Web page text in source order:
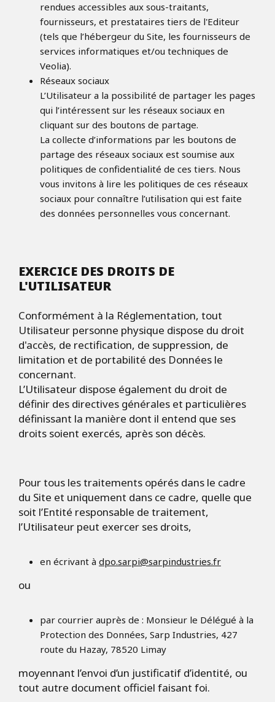
rendues accessibles aux sous-traitants,
fournisseurs, et prestataires tiers de l'Editeur
(tels que l’hébergeur du Site, les fournisseurs de
services informatiques et/ou techniques de
Veolia).
Réseaux sociaux
L’Utilisateur a la possibilité de partager les pages
qui l’intéressent sur les réseaux sociaux en
cliquant sur des boutons de partage.
La collecte d’informations par les boutons de
partage des réseaux sociaux est soumise aux
politiques de confidentialité de ces tiers. Nous
vous invitons à lire les politiques de ces réseaux
sociaux pour connaître l’utilisation qui est faite
des données personnelles vous concernant.
EXERCICE DES DROITS DE
L'UTILISATEUR
Conformément à la Réglementation, tout
Utilisateur personne physique dispose du droit
d'accès, de rectification, de suppression, de
limitation et de portabilité des Données le
concernant.
L’Utilisateur dispose également du droit de
définir des directives générales et particulières
définissant la manière dont il entend que ses
droits soient exercés, après son décès.
Pour tous les traitements opérés dans le cadre
du Site et uniquement dans ce cadre, quelle que
soit l’Entité responsable de traitement,
l’Utilisateur peut exercer ses droits,
en écrivant à dpo.sarpi@sarpindustries.fr
ou
par courrier auprès de : Monsieur le Délégué à la
Protection des Données, Sarp Industries, 427
route du Hazay, 78520 Limay
moyennant l’envoi d’un justificatif d’identité, ou
tout autre document officiel faisant foi.